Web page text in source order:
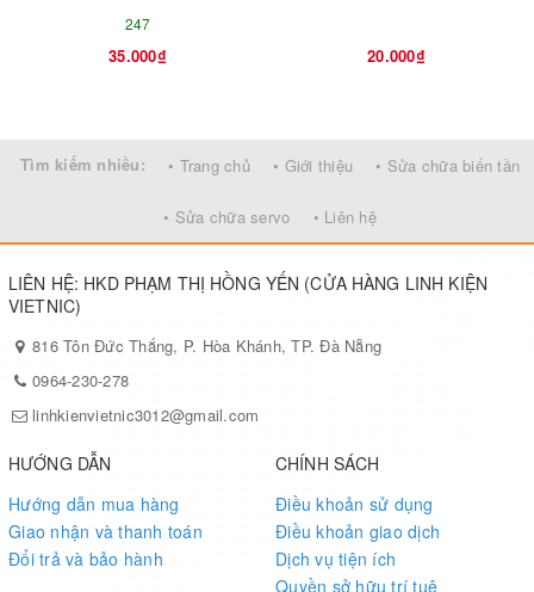
247
35.000₫ 20.000₫
Tìm kiếm nhiều: • Trang chủ • Giới thiệu • Sửa chữa biến tần
• Sửa chữa servo • Liên hệ
LIÊN HỆ: HKD PHẠM THỊ HỒNG YẾN (CỬA HÀNG LINH KIỆN
VIETNIC)
816 Tôn Đức Thắng, P. Hòa Khánh, TP. Đà Nẵng
0964-230-278
linhkienvietnic3012@gmail.com
HƯỚNG DẪN
Hướng dẫn mua hàng
Giao nhận và thanh toán
Đổi trả và bảo hành
CHÍNH SÁCH
Điều khoản sử dụng
Điều khoản giao dịch
Dịch vụ tiện ích
Quyền sở hữu trí tuệ